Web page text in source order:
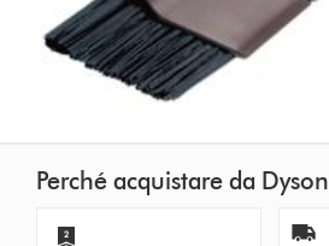
Perché acquistare da Dyson